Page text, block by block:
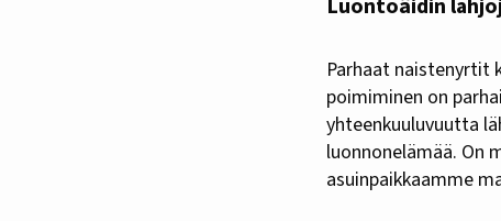
Luontoäidin
Parhaat naistenyrtit
poimiminen on
yhteenkuuluvuutta
luonnonelämää. On
asuinpaikkaamme